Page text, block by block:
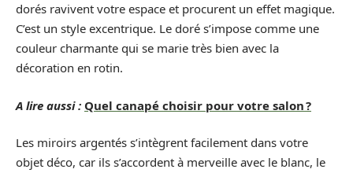
dorés ravivent votre espace et procurent un effet magique.
C’est un style excentrique. Le doré s’impose comme une
couleur charmante qui se marie très bien avec la
décoration en rotin.
A lire aussi : Quel canapé choisir pour votre salon ?
Les miroirs argentés s’intègrent facilement dans votre
objet déco, car ils s’accordent à merveille avec le blanc, le